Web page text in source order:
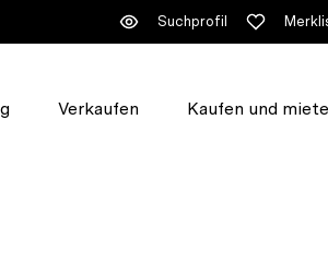
Suchprofil
Verkaufen Kaufen und